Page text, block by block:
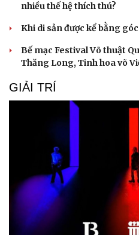
nhiều thế hệ thích thú?
Khi di sản được kể bằng
Bế mạc Festival Võ thuật
Thăng Long, Tinh hoa võ
GIẢI TRÍ